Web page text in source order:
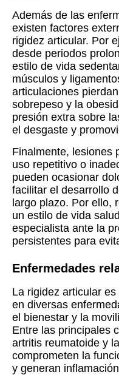
Además de las
existen factores
rigidez articular. Por
desde periodos
estilo de vida
músculos y
articulaciones
sobrepeso y la
presión extra sobre
el desgaste y
Finalmente, lesiones
uso repetitivo o
pueden ocasionar
facilitar el desarrollo
largo plazo. Por ello,
un estilo de vida
especialista ante la
persistentes para
Enfermedades
La rigidez articular
en diversas
el bienestar y la
Entre las principales
artritis reumatoide y
comprometen la
y generan